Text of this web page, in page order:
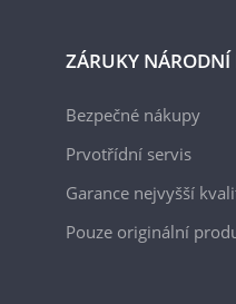
ZÁRUKY NÁRODNÍ
Bezpečné nákupy
Prvotřídní servis
Garance nejvyšší
Pouze originální